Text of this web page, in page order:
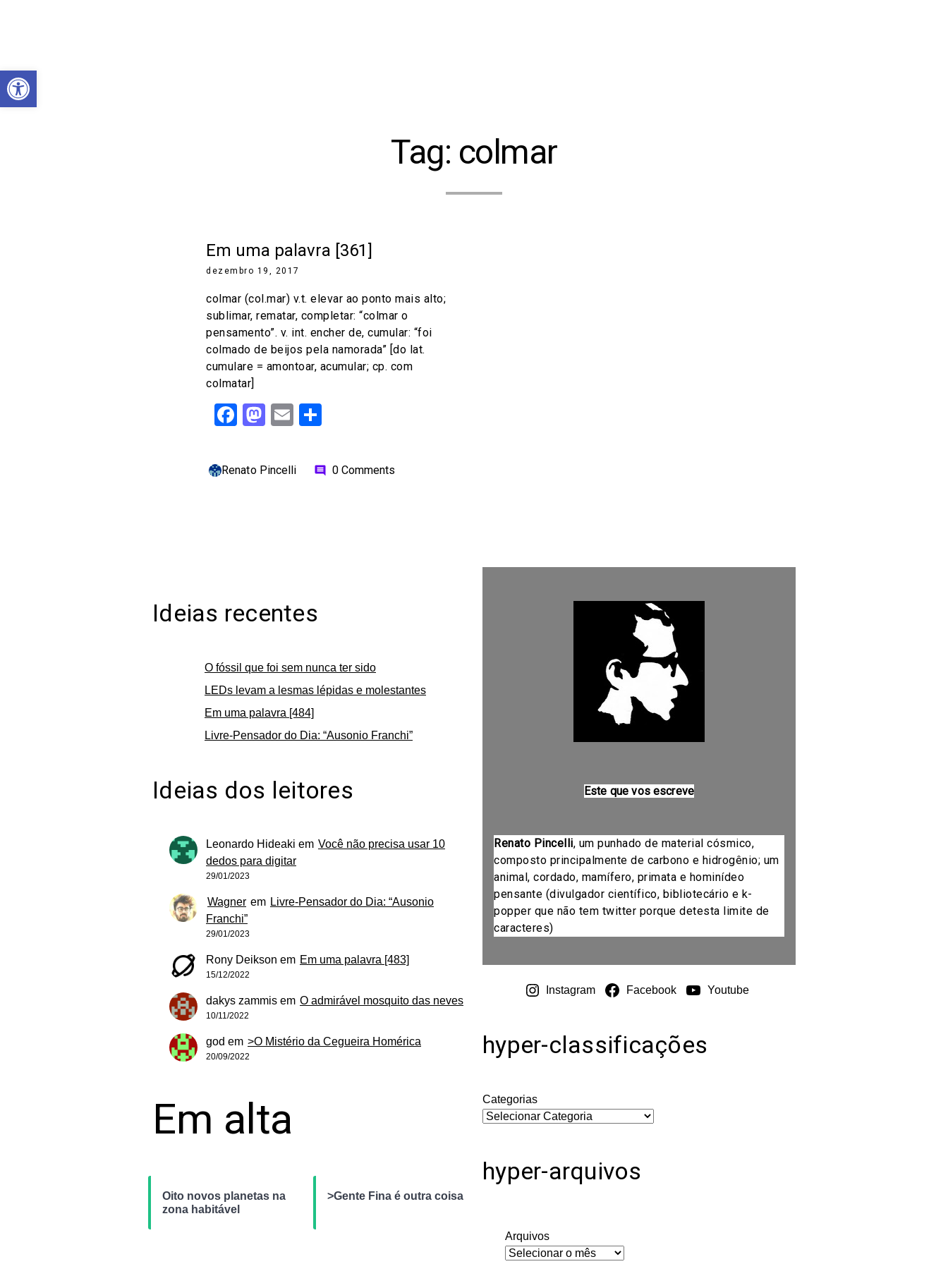
Abrir a barra de ferramentas
Tag: colmar
Em uma palavra [361]
dezembro 19, 2017
colmar (col.mar) v.t. elevar ao ponto mais alto;
sublimar, rematar, completar: “colmar o
pensamento”. v. int. encher de, cumular: “foi
colmado de beijos pela namorada” [do lat.
cumulare = amontoar, acumular; cp. com
colmatar]
Facebook
Mastodon
Email
Renato Pincelli comment 0 Comments
Ideias recentes
O fóssil que foi sem nunca ter sido
LEDs levam a lesmas lépidas e molestantes
Em uma palavra [484]
Livre-Pensador do Dia: “Ausonio Franchi”
Ideias dos leitores
Leonardo Hideaki em Você não precisa usar 10
dedos para digitar
29/01/2023
Wagner em Livre-Pensador do Dia: “Ausonio
Franchi”
29/01/2023
Rony Deikson em Em uma palavra [483]
15/12/2022
dakys zammis em O admirável mosquito das neves
10/11/2022
god em >O Mistério da Cegueira Homérica
20/09/2022
Em alta
Oito novos planetas na
zona habitável
>Gente Fina é outra coisa
Este que vos escreve
Renato Pincelli, um punhado de material cósmico,
composto principalmente de carbono e hidrogênio; um
animal, cordado, mamífero, primata e hominídeo
pensante (divulgador científico, bibliotecário e k-
popper que não tem twitter porque detesta limite de
caracteres)
Instagram Facebook Youtube
hyper-classificações
Categorias
hyper-arquivos
Arquivos